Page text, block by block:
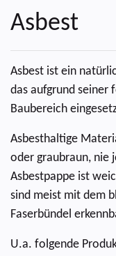
Asbest
Asbest ist ein
das aufgrund seiner
Baubereich
Asbesthaltige
oder graubraun, nie
Asbestpappe ist
sind meist mit dem
Faserbündel
U.a. folgende